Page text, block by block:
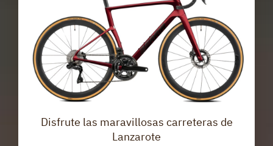
Disfrute las maravillosas carreteras de
Lanzarote